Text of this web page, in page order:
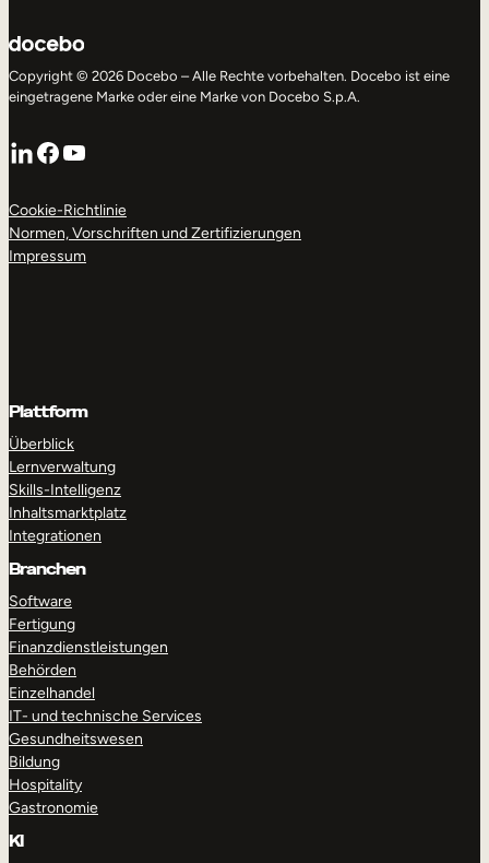
Copyright © 2026 Docebo – Alle Rechte vorbehalten. Docebo ist eine
eingetragene Marke oder eine Marke von Docebo S.p.A.
LinkedIn
Facebook
YouTube
Cookie-Richtlinie
Normen, Vorschriften und Zertifizierungen
Impressum
Plattform
Überblick
Lernverwaltung
Skills-Intelligenz
Inhaltsmarktplatz
Integrationen
Branchen
Software
Fertigung
Finanzdienstleistungen
Behörden
Einzelhandel
IT- und technische Services
Gesundheitswesen
Bildung
Hospitality
Gastronomie
KI